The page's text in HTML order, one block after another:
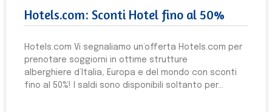
Hotels.com: Sconti Hotel fino al 50%
Hotels.com Vi segnaliamo un’offerta Hotels.com per
prenotare soggiorni in ottime strutture
alberghiere d’Italia, Europa e del mondo con sconti
fino al 50%! I saldi sono disponibili soltanto per